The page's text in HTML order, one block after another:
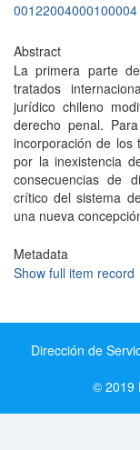
00122004000100004
Abstract
La primera parte
tratados
jurídico chileno
derecho penal.
incorporación de los
por la inexistencia
consecuencias de
crítico del sistema
una nueva
Metadata
Show full item record
Dirección de
© 2019